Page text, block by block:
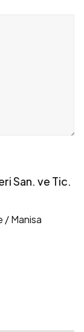
San. ve Tic.
/ Manisa